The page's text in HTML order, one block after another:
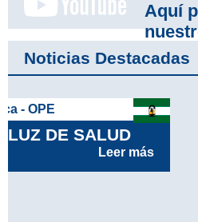
Aquí
Noticias Destacadas
07/08/26 - Autonómica -
IASS RELACIÓN
PERSONAS
ADMITIDAS Y
CATEGORÍA DE
CUIDADOS DE